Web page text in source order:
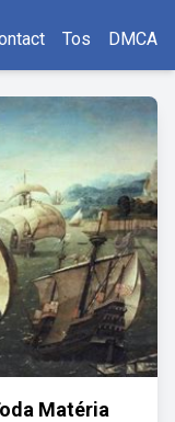
Tos DMCA
Matéria